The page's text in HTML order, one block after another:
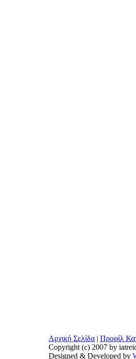
Αρχική Σελίδα | Προφίλ
Copyright (c) 2007 by
Designed & Developed by